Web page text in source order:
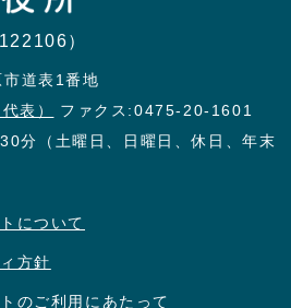
）
道表1番地
表）
ファクス:0475-20-1601
分（土曜日、日曜日、休日、年末
について
方針
のご利用にあたって